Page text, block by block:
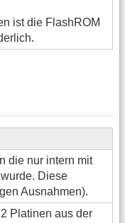
ist die FlashROM
die nur intern mit
Diese
Ausnahmen).
Platinen aus der